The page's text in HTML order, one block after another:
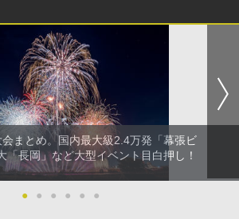
まとめ。国内最大級2.4万発「幕張ビ
「長岡」など大型イベント目白押し！
● ● ● ● ● ●